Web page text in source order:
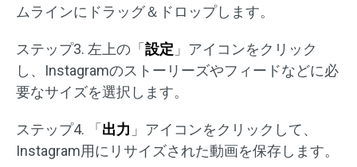
ムラインにドラッグ＆ドロップします。
ステップ3. 左上の「 設定 」アイコンをクリック
し、Instagramのストーリーズやフィードなどに必
要なサイズを選択します。
ステップ4. 「 出力 」アイコンをクリックして、
Instagram用にリサイズされた動画を保存します。